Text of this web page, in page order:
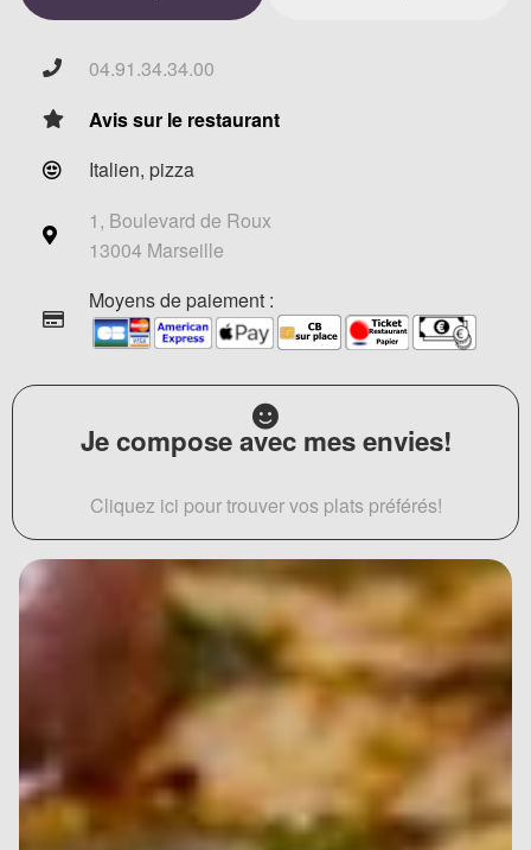
04.91.34.34.00
Avis sur le restaurant
Italien, pizza
1, Boulevard de Roux
13004 Marseille
Moyens de paiement :
Je compose avec mes envies!
Cliquez ici pour trouver vos plats préférés!